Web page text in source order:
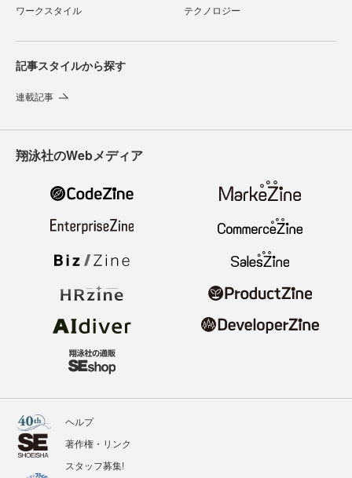
ワークスタイル テクノロジー
記事スタイルから探す
連載記事
翔泳社のWebメディア
ヘルプ
著作権・リンク
スタッフ募集!